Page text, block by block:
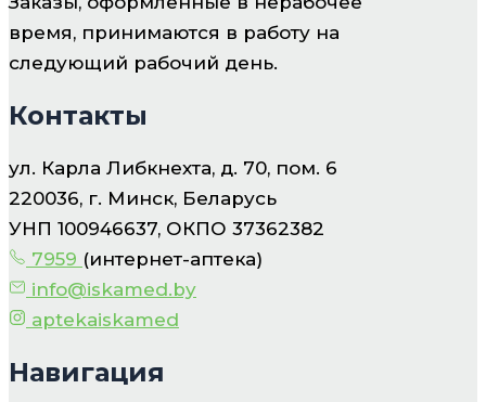
время, принимаются в работу на
следующий рабочий день.
Контакты
ул. Карла Либкнехта, д. 70, пом. 6
220036, г. Минск, Беларусь
УНП 100946637, ОКПО 37362382
7959 (интернет-аптека)
info@iskamed.by
aptekaiskamed
Навигация